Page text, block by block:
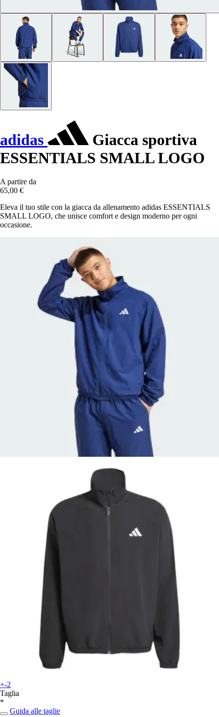
adidas
Giacca sportiva
ESSENTIALS SMALL LOGO
A partire da
65,00 €
Eleva il tuo stile con la giacca da allenamento adidas ESSENTIALS
SMALL LOGO, che unisce comfort e design moderno per ogni
occasione.
+-2
Taglia
*
Guida alle taglie